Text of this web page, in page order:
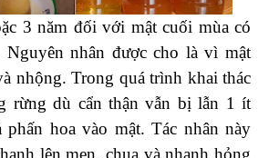
3 năm đối với mật cuối mùa có
Nguyên nhân được cho là vì mật
nhộng. Trong quá trình khai thác
rừng dù cẩn thận vẫn bị lẫn 1 ít
hoa vào mật. Tác nhân này